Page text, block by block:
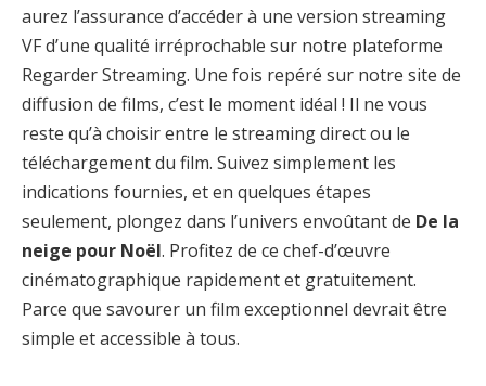
aurez l’assurance d’accéder à une version streaming
VF d’une qualité irréprochable sur notre plateforme
Regarder Streaming. Une fois repéré sur notre site de
diffusion de films, c’est le moment idéal ! Il ne vous
reste qu’à choisir entre le streaming direct ou le
téléchargement du film. Suivez simplement les
indications fournies, et en quelques étapes
seulement, plongez dans l’univers envoûtant de De la
neige pour Noël. Profitez de ce chef-d’œuvre
cinématographique rapidement et gratuitement.
Parce que savourer un film exceptionnel devrait être
simple et accessible à tous.